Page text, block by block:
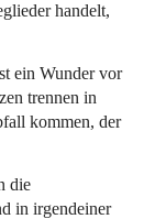
handelt,
ein Wunder vor
trennen in
kommen, der
die
in irgendeiner